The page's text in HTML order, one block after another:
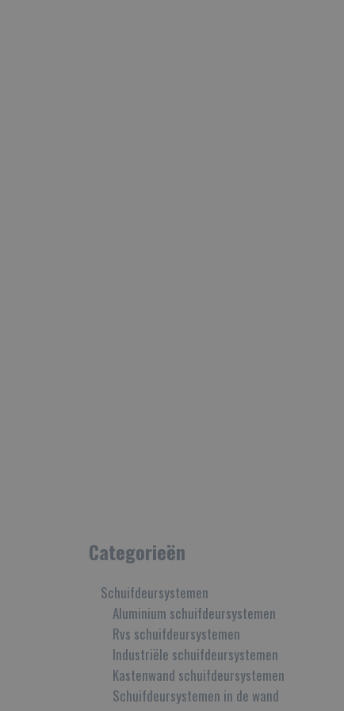
Categorieën
Schuifdeursystemen
Aluminium schuifdeursystemen
Rvs schuifdeursystemen
Industriële schuifdeursystemen
Kastenwand schuifdeursystemen
Schuifdeursystemen in de wand